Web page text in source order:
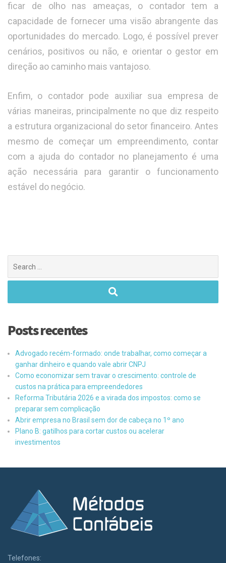
ficar de olho nas ameaças, o contador tem a
capacidade de fornecer uma visão abrangente das
oportunidades do mercado. Logo, é possível prever
cenários, positivos ou não, e orientar o gestor em
direção ao caminho mais vantajoso.
Enfim, o contador pode auxiliar sua empresa de
várias maneiras, principalmente no que diz respeito
a estrutura organizacional do setor financeiro. Antes
mesmo de começar um empreendimento, contar
com a ajuda do contador no planejamento é uma
ação necessária para garantir o funcionamento
estável do negócio.
Posts recentes
Advogado recém-formado: onde trabalhar, como começar a
ganhar dinheiro e quando vale abrir CNPJ
Como economizar sem travar o crescimento: controle de
custos na prática para empreendedores
Reforma Tributária 2026 e a virada dos impostos: como se
preparar sem complicação
Abrir empresa no Brasil sem dor de cabeça no 1º ano
Plano B: gatilhos para cortar custos ou acelerar
investimentos
Telefones: